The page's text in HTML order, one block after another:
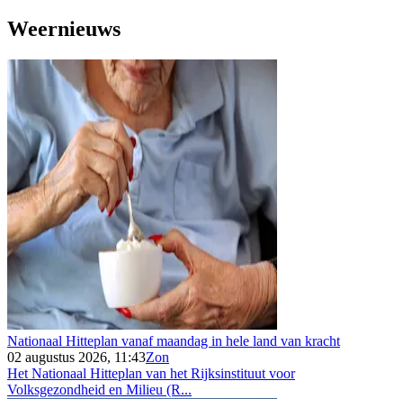
Weernieuws
Nationaal Hitteplan vanaf maandag in hele land van kracht
02 augustus 2026, 11:43Zon
Het Nationaal Hitteplan van het Rijksinstituut voor
Volksgezondheid en Milieu (R...